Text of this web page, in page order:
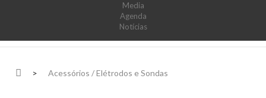
Media
Agenda
Notícias
> Acessórios / Elétrodos e Sondas